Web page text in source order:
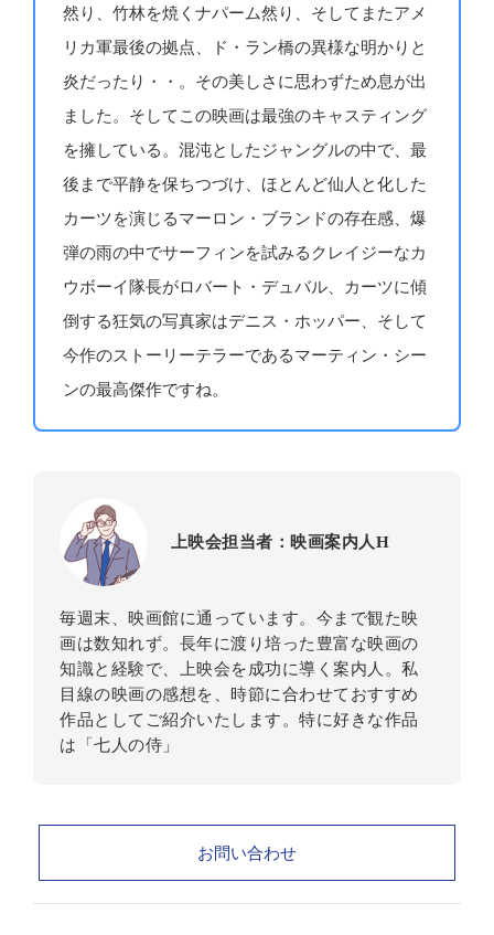
然り、竹林を焼くナパーム然り、そしてまたアメ
リカ軍最後の拠点、ド・ラン橋の異様な明かりと
炎だったり・・。その美しさに思わずため息が出
ました。そしてこの映画は最強のキャスティング
を擁している。混沌としたジャングルの中で、最
後まで平静を保ちつづけ、ほとんど仙人と化した
カーツを演じるマーロン・ブランドの存在感、爆
弾の雨の中でサーフィンを試みるクレイジーなカ
ウボーイ隊長がロバート・デュバル、カーツに傾
倒する狂気の写真家はデニス・ホッパー、そして
今作のストーリーテラーであるマーティン・シー
ンの最高傑作ですね。
上映会担当者：映画案内人H
毎週末、映画館に通っています。今まで観た映
画は数知れず。長年に渡り培った豊富な映画の
知識と経験で、上映会を成功に導く案内人。私
目線の映画の感想を、時節に合わせておすすめ
作品としてご紹介いたします。特に好きな作品
は「七人の侍」
お問い合わせ